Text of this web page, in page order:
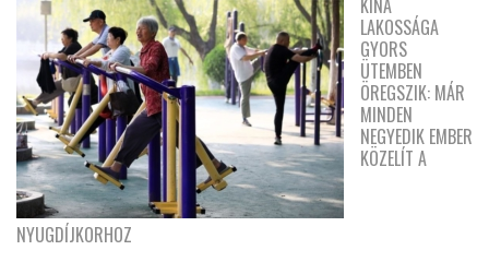
KÍNA
LAKOSSÁGA
GYORS
ÜTEMBEN
ÖREGSZIK: MÁR
MINDEN
NEGYEDIK EMBER
KÖZELÍT A
NYUGDÍJKORHOZ